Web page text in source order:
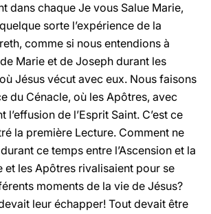
dans chaque Je vous Salue Marie,
sorte l’expérience de la
comme si nous entendions à
Marie et de Joseph durant les
Jésus vécut avec eux. Nous faisons
du Cénacle, où les Apôtres, avec
l’effusion de l’Esprit Saint. C’est ce
la première Lecture. Comment ne
ce temps entre l’Ascension et la
et les Apôtres rivalisaient pour se
moments de la vie de Jésus?
leur échapper! Tout devait être